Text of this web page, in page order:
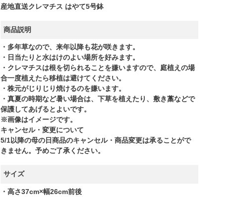
産地直送クレマチス はやて5号鉢
商品説明
・多年草なので、来年以降も花が咲きます。
・日当たりと水はけのよい場所を好みます。
・クレマチスは根を切られることを嫌いますので、庭植えの場
合一度植えたら移植は避けてください。
・株元がじりじり焼けるのを嫌います。
・真夏の時期など暑い場合は、下草を植えたり、敷き藁などで
保護してあげるとよいです。
※画像はイメージです。
キャンセル・変更について
5/1以降の母の日商品のキャンセル・商品変更は承ることがで
きません。予めご了承ください。
サイズ
・高さ37cm×幅26cm前後